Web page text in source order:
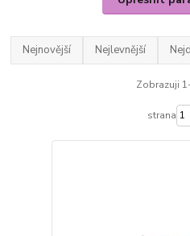
Nejnovější Nejlevnější
Zobrazuji
strana